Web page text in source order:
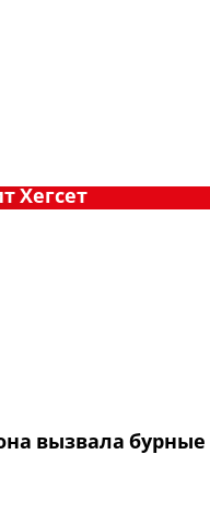
Хегсет
вызвала бурные